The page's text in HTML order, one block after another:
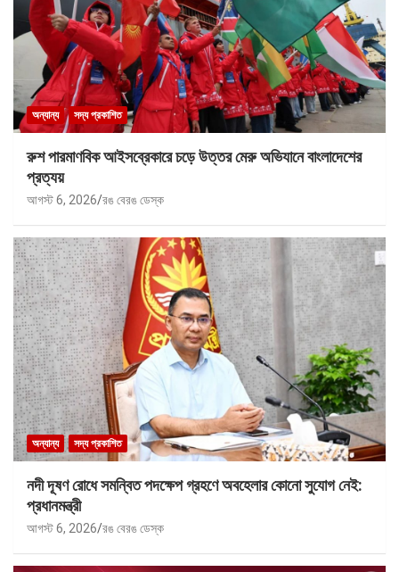
অন্যান্য সদ্য প্রকাশিত
রুশ পারমাণবিক আইসব্রেকারে চড়ে উত্তর মেরু অভিযানে বাংলাদেশের
প্রত্যয়
আগস্ট 6, 2026 রঙ বেরঙ ডেস্ক
অন্যান্য সদ্য প্রকাশিত
নদী দূষণ রোধে সমন্বিত পদক্ষেপ গ্রহণে অবহেলার কোনো সুযোগ নেই:
প্রধানমন্ত্রী
আগস্ট 6, 2026 রঙ বেরঙ ডেস্ক